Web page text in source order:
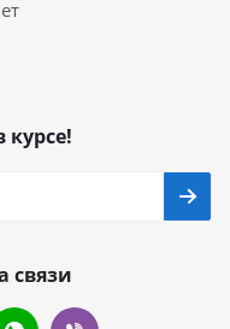
курсе!
связи